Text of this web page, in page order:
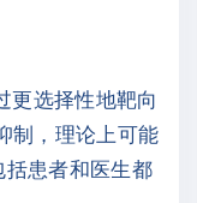
更选择性地靶向
制，理论上可能
括患者和医生都